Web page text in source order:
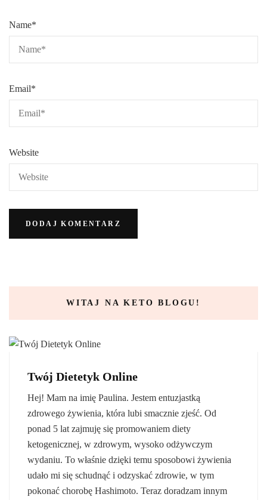
Name*
Email*
Website
WITAJ NA KETO BLOGU!
Twój Dietetyk Online
Hej! Mam na imię Paulina. Jestem entuzjastką
zdrowego żywienia, która lubi smacznie zjeść. Od
ponad 5 lat zajmuję się promowaniem diety
ketogenicznej, w zdrowym, wysoko odżywczym
wydaniu. To właśnie dzięki temu sposobowi żywienia
udało mi się schudnąć i odzyskać zdrowie, w tym
pokonać chorobę Hashimoto. Teraz doradzam innym